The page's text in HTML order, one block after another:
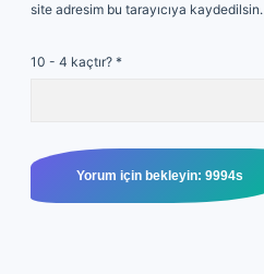
site adresim bu tarayıcıya kaydedilsin.
10 - 4 kaçtır? *